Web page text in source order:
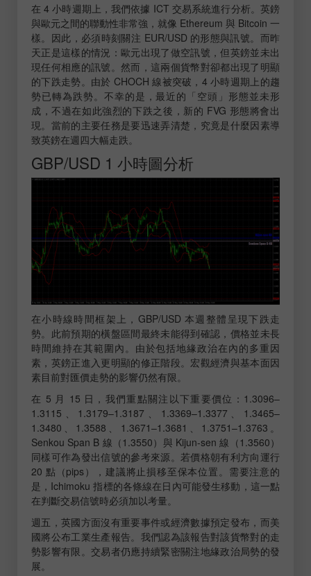
在 4 小時週期上，我們依據 ICT 交易系統進行分析。英鎊
與歐元之間的聯動性非常強，就像 Ethereum 與 Bitcoin 一
樣。因此，必須時刻關注 EUR/USD 的形態與訊號。而昨
天正是這樣的情況：歐元出現了做空訊號，但英鎊並未出
現任何相應的訊號。然而，這兩個貨幣對卻都出現了明顯
的下跌走勢。由於 CHOCH 線被突破，4 小時週期上的趨
勢已轉為跌勢。不幸的是，最近的「空頭」形態並未形
成，不過在如此強烈的下跌之後，新的 FVG 形態將會出
現。當前的主要任務是要迅速弄清楚，究竟是什麼因素導
致英鎊在週四大幅走跌。
GBP/USD 1 小時圖分析
在小時線時間框架上，GBP/USD 本週整體呈現下跌走
勢。此前預期的橫盤區間最終未能得到確認，價格並未長
時間維持在其範圍內。由於包括地緣政治在內的多重因
素，英鎊正進入更明顯的修正階段。宏觀經濟與基本面因
素目前對匯價走勢的影響仍然有限。
在 5 月 15 日，我們重點關注以下重要價位：1.3096–
1.3115、1.3179–1.3187、1.3369–1.3377、1.3465–
1.3480、1.3588、1.3671–1.3681、1.3751–1.3763。
Senkou Span B 線（1.3550）與 Kijun-sen 線（1.3560）
同樣可作為發出信號的參考來源。若價格朝有利方向運行
20 點（pips），建議將止損移至保本位置。需要注意的
是，Ichimoku 指標的各條線在日內可能發生移動，這一點
在判斷交易信號時必須加以考量。
週五，英國方面沒有重要事件或經濟數據預定發布，而美
國將公布工業生產報告。我們認為該報告對該貨幣對的走
勢影響有限。交易者仍應持續緊密關注地緣政治局勢的發
展。